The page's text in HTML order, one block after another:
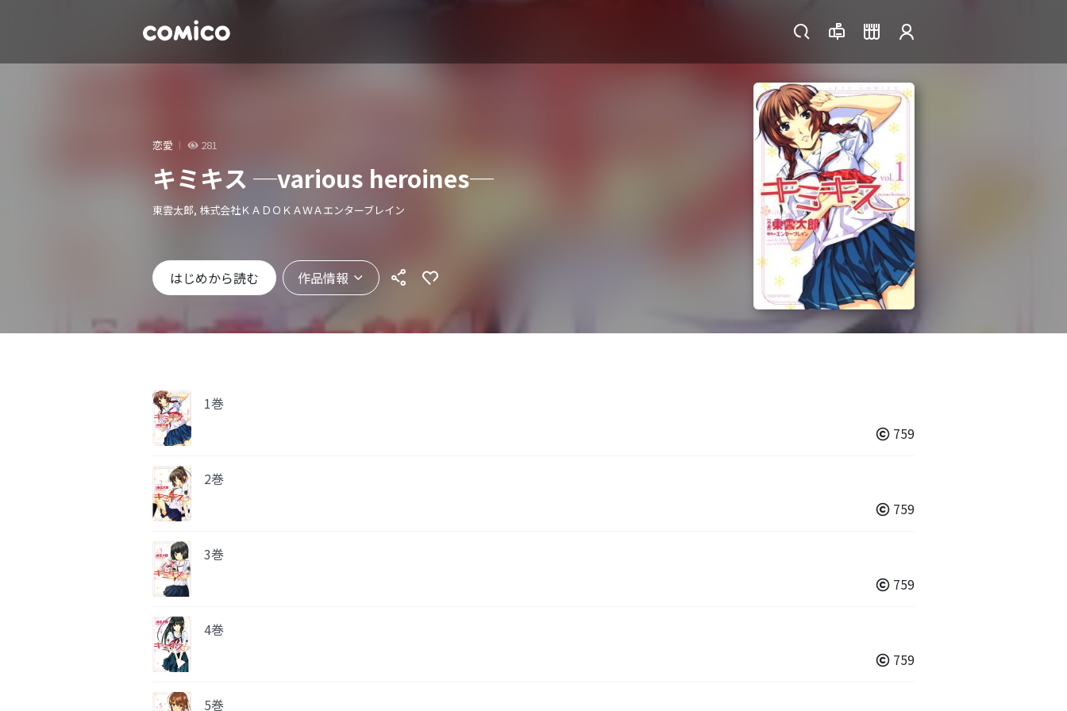
恋愛 281
キミキス ─various heroines─
東雲太郎, 株式会社ＫＡＤＯＫＡＷＡエンターブレイン
はじめから読む 作品情報
1巻
759
2巻
759
3巻
759
4巻
759
5巻